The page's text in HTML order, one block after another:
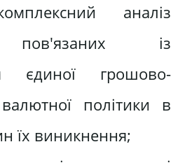
аналіз
пов'язаних із
єдиної грошово-
політики в
їх виникнення;